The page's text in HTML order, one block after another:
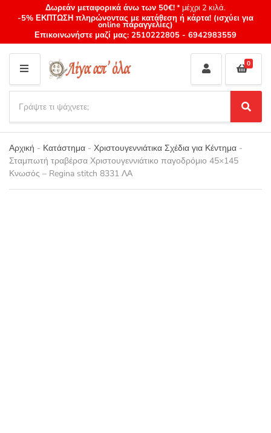
Δωρεάν μεταφορικά άνω των 50€!* μέχρι 2 κιλά.
-5% ΕΚΠΤΩΣΗ πληρώνοντας με κατάθεση ή κάρτα! (ισχύει για
online παραγγελίες)
Επικοινωνήστε μαζί μας: 2510222805 - 6942983559
M
E
N
U
Category
name
a
r
c
h
p
r
S
e
a
0
Αρχική - Κατάστημα - Χριστουγεννιάτικα Σχέδια για Κέντημα -
Σταμπωτή τραβέρσα Χριστουγεννιάτικο παγοδρόμιο 45×145
Κνωσός – Regina stitch 8331 ΛΑ